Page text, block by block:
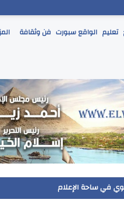
تعليم الواقع سبورت فن وثقافة
الإعدادية ويؤكد: الانضباط